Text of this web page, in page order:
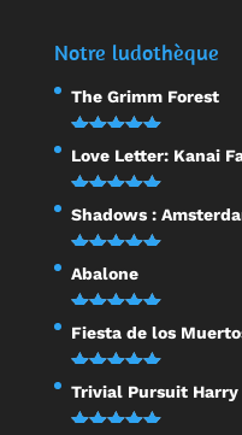
Notre ludothèque
The Grimm Forest
Note 5.00
sur 5
Love Letter: Kanai
Note5.00
sur 5
Shadows :
Note5.00
sur 5
Abalone
Note5.00
sur 5
Fiesta de los
Note5.00
sur 5
Trivial Pursuit Harry